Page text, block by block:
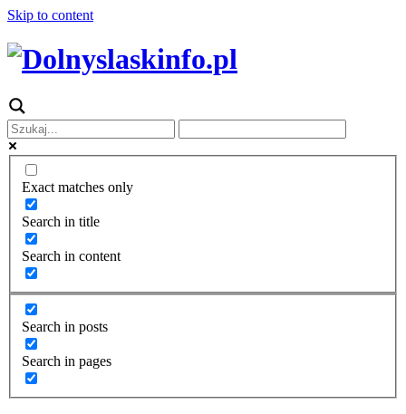
Skip to content
Exact matches only
Search in title
Search in content
Search in posts
Search in pages